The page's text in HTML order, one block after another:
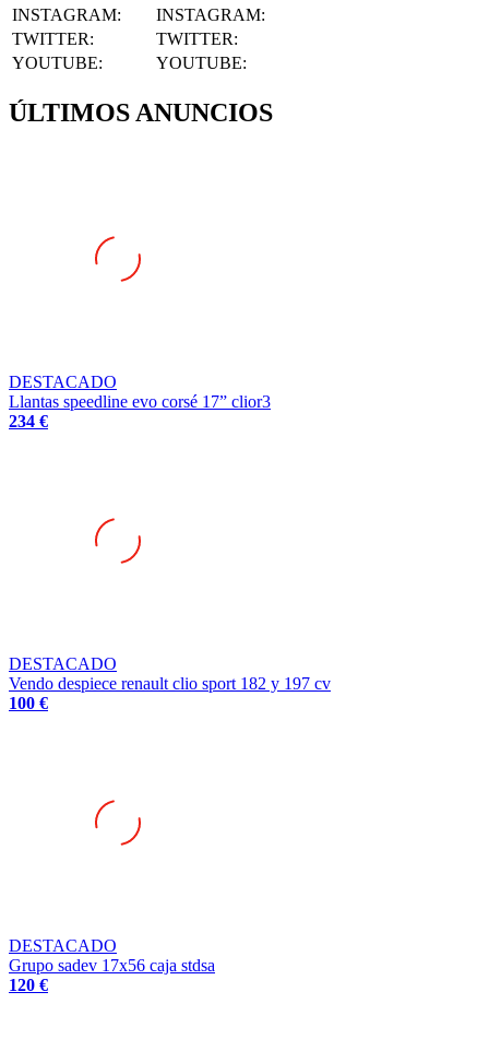
TWITTER :
TWITTER:
YOUTUBE
YOUTUBE:
Llantas speedline evo corsé 17” clior3
234 €
Vendo despiece renault clio sport 182 y 197 cv
100 €
Grupo sadev 17x56 caja stdsa
120 €